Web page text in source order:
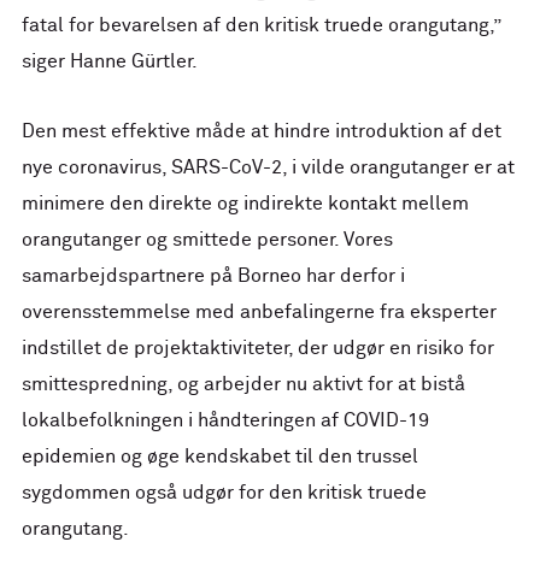
fatal for bevarelsen af den kritisk truede orangutang,”
siger Hanne Gürtler.
Den mest effektive måde at hindre introduktion af det
nye coronavirus, SARS-CoV-2, i vilde orangutanger er at
minimere den direkte og indirekte kontakt mellem
orangutanger og smittede personer. Vores
samarbejdspartnere på Borneo har derfor i
overensstemmelse med anbefalingerne fra eksperter
indstillet de projektaktiviteter, der udgør en risiko for
smittespredning, og arbejder nu aktivt for at bistå
lokalbefolkningen i håndteringen af COVID-19
epidemien og øge kendskabet til den trussel
sygdommen også udgør for den kritisk truede
orangutang.